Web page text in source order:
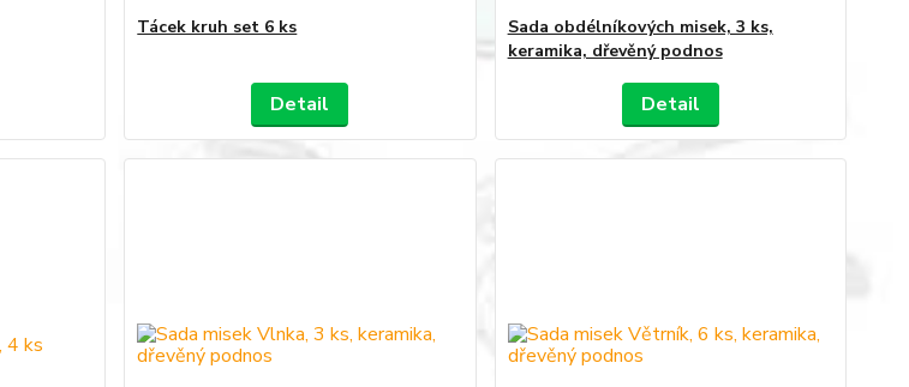
Tácek kruh set 6 ks
Detail
Sada obdélníkových misek, 3 ks,
keramika, dřevěný podnos
Detail